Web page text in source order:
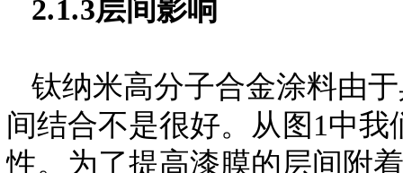
2.1.3层间影响
钛纳米高分子合金涂料由
间结合不是很好。从图 1中我
性。为了提高漆膜的层间附